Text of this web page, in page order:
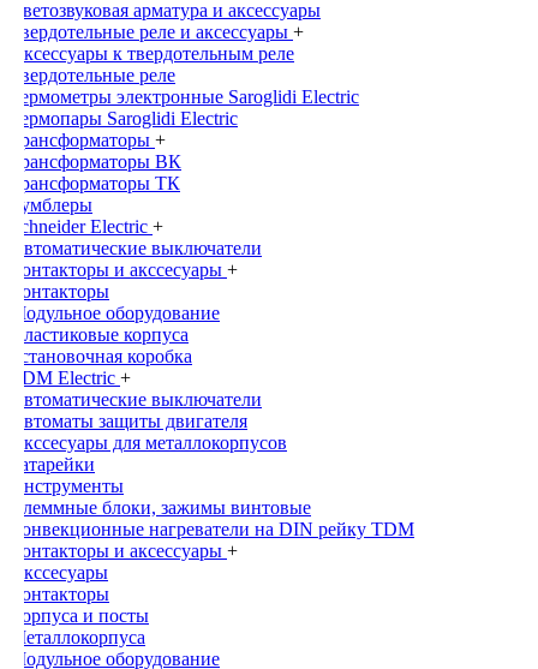
Светозвуковая арматура и аксессуары
Твердотельные реле и аксессуары +
Аксессуары к твердотельным реле
Твердотельные реле
Термометры электронные Saroglidi Electric
Термопары Saroglidi Electric
Трансформаторы +
Трансформаторы ВК
Трансформаторы ТК
Тумблеры
Schneider Electric +
Автоматические выключатели
Контакторы и акссесуары +
Контакторы
Модульное оборудование
Пластиковые корпуса
Установочная коробка
TDM Electric +
Автоматические выключатели
Автоматы защиты двигателя
Акссесуары для металлокорпусов
Батарейки
Инструменты
Клеммные блоки, зажимы винтовые
Конвекционные нагреватели на DIN рейку TDM
Контакторы и аксессуары +
Акссесуары
Контакторы
Корпуса и посты
Металлокорпуса
Модульное оборудование